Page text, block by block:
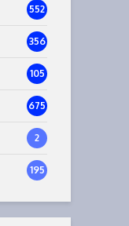
552
356
105
675
2
195